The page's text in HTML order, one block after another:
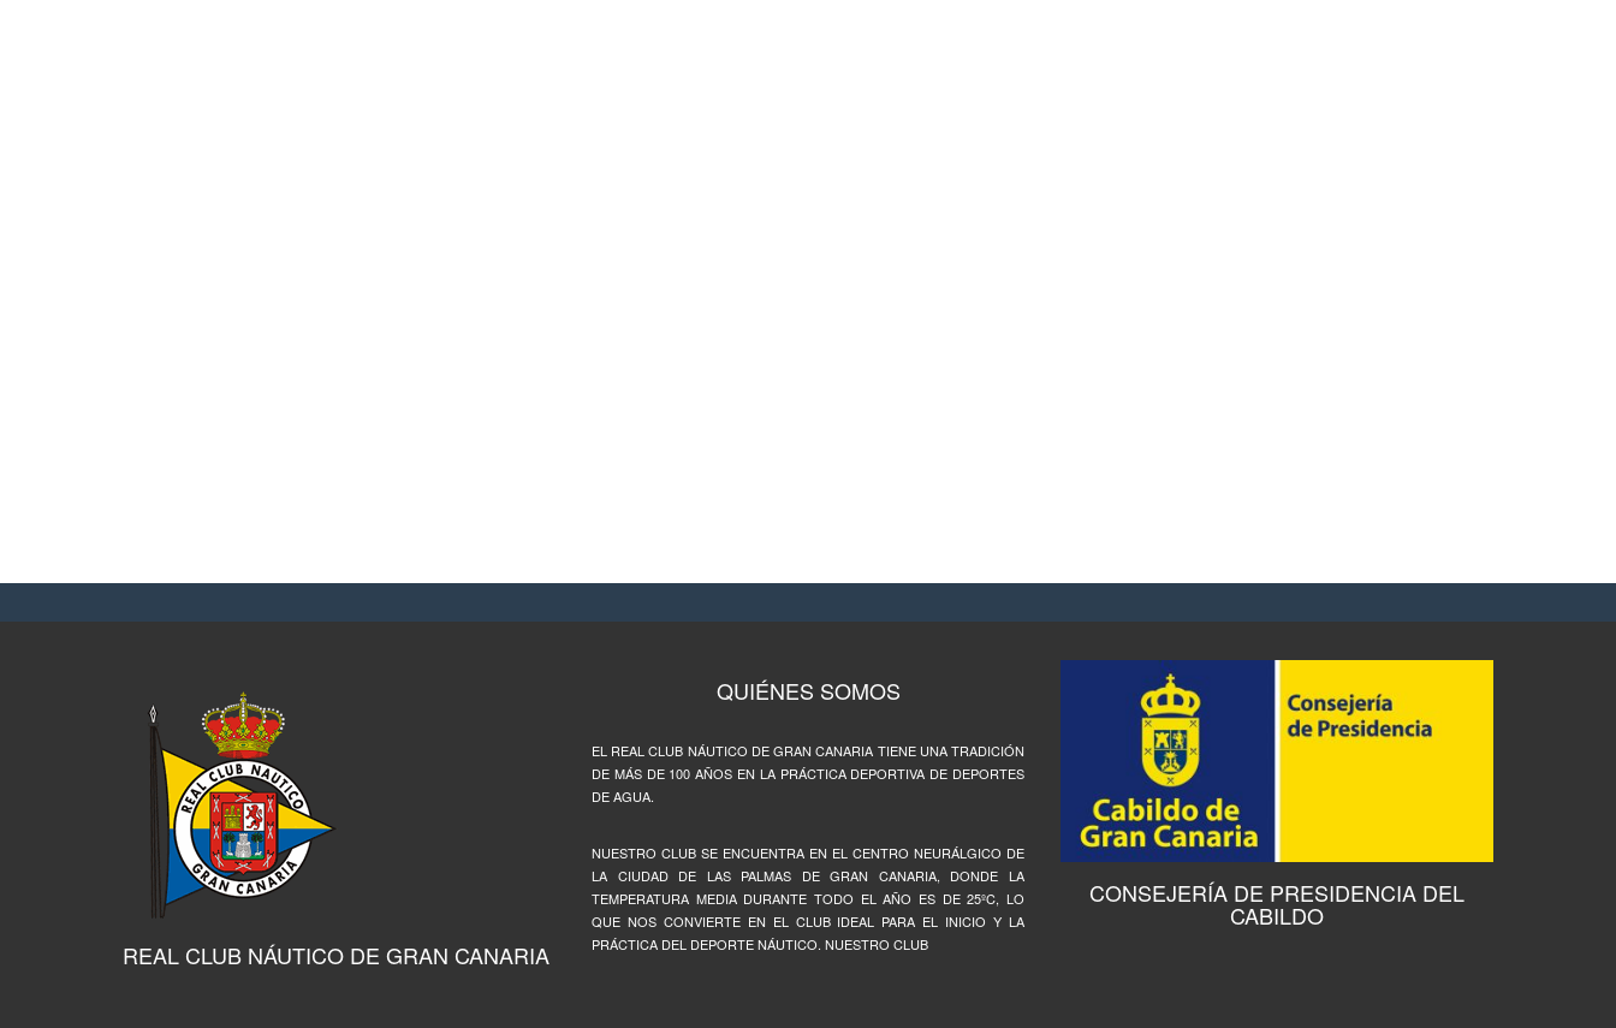
REAL CLUB NÁUTICO DE GRAN CANARIA
QUIÉNES SOMOS
EL REAL CLUB NÁUTICO DE GRAN CANARIA TIENE UNA TRADICIÓN
DE MÁS DE 100 AÑOS EN LA PRÁCTICA DEPORTIVA DE DEPORTES
DE AGUA.
NUESTRO CLUB SE ENCUENTRA EN EL CENTRO NEURÁLGICO DE
LA CIUDAD DE LAS PALMAS DE GRAN CANARIA, DONDE LA
TEMPERATURA MEDIA DURANTE TODO EL AÑO ES DE 25ºC, LO
QUE NOS CONVIERTE EN EL CLUB IDEAL PARA EL INICIO Y LA
PRÁCTICA DEL DEPORTE NÁUTICO. NUESTRO CLUB
CONSEJERÍA DE PRESIDENCIA DEL
CABILDO